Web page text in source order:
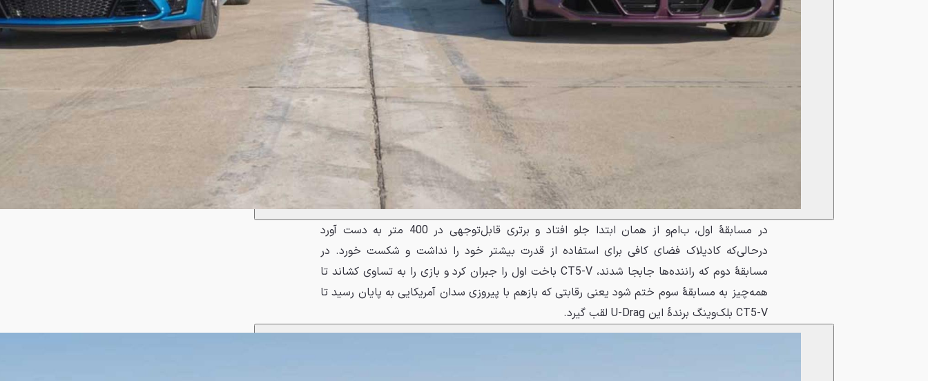
در مسابقهٔ اول، ب‌ام‌و از همان ابتدا جلو افتاد و برتری قابل‌توجهی در 400 متر به دست آورد
درحالی‌که کادیلاک فضای کافی برای استفاده از قدرت بیشتر خود را نداشت و شکست خورد. در
مسابقهٔ دوم که راننده‌ها جابجا شدند، CT5-V باخت اول را جبران کرد و بازی را به تساوی کشاند تا
همه‌چیز به مسابقهٔ سوم ختم شود یعنی رقابتی که بازهم با پیروزی سدان آمریکایی به پایان رسید تا
CT5-V بلک‌وینگ برندهٔ این U-Drag لقب گیرد.